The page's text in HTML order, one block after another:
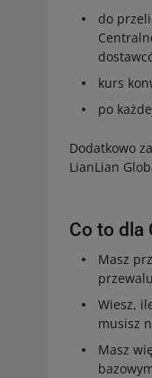
do
kurs
po
Dodatkowo
LianLian
Co to dla
Masz
Wiesz,
musisz
Masz